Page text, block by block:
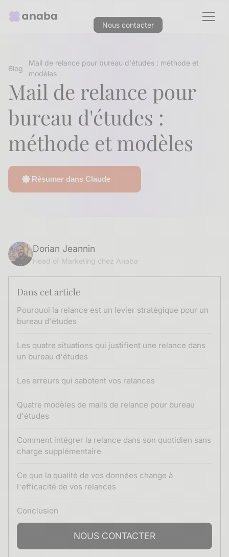
Nous contacter
Blog
Mail de relance pour bureau d'études : méthode et
modèles
Mail de relance pour
bureau d'études :
méthode et modèles
Résumer dans Claude
Dorian Jeannin
Head of Marketing chez Anaba
Dans cet article
Pourquoi la relance est un levier stratégique pour un
bureau d'études
Les quatre situations qui justifient une relance dans
un bureau d'études
Les erreurs qui sabotent vos relances
Quatre modèles de mails de relance pour bureau
d'études
Comment intégrer la relance dans son quotidien sans
charge supplémentaire
Ce que la qualité de vos données change à
l'efficacité de vos relances
Conclusion
NOUS CONTACTER